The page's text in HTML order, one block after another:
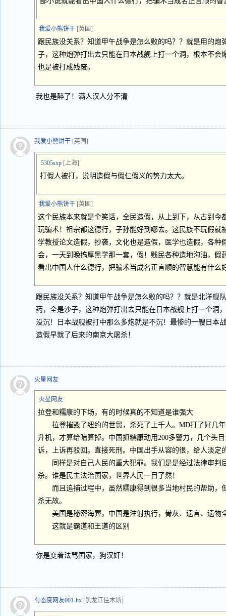
我爱小熊饼干 [英国]
跟民族没关系？知道甲午战争是怎么败的吗？？就是用的炮
子，这种炮弹打出去只能在日本战舰上打一个洞，根本不会
也是被打成残废。
我也是醉了！满人汉人分不清
我爱小熊饼干 [英国]
5305sxp [上海]
打假人被打，说明造假与假仁假义的势力太大。
我爱小熊饼干 [英国]
这个民族本来就是个笑话，全民造假，从上到下，从古到今
玩骗术！祖宗都这德行，子孙能好到哪去。这民族不玩假就
学教授论文造假，抄袭，文化也是造假，医学也造假，各种
会，一天到晚搞厚黑学那一套，假！贱民各种造地沟油，假
看出中国人什么德行，把骗术当成名正言顺的智慧能有什么
跟民族没关系？知道甲午战争是怎么败的吗？？就是北洋舰
药，全是沙子，这种炮弹打出去只能在日本战舰上打一个洞
没沉！日本战舰被打中那么多炮就是不沉！最惨的一艘日本
造假早就了后来的南京大屠杀！
火星网友
火星网友
拉登和糯康的下场，有的时候真的不知道是谁强大
拉登摧毁了纽约的世贸，杀死了上千人。MD打了好几年
升机，才算给暗算掉。中国抓糯康动用200多警力，几个头
诉，上诉再驳回。直接死刑。中国出手从容的很，给人淡定
同样是对自己人民的重大犯罪。我们是是经过法律审判
杀。谁是民主法治国家，世界人民一目了然！
而且追捕过程中，虽然糯康得到很多当地村民的帮助，
杀无故。
美国是秘密海葬，中国是注射执行，骨灰、遗言、遗物
这就是霸道和王道的区别
你是变着法骂国家，狗汉奸！
有态度网友001-hx [黑龙江佳木斯]